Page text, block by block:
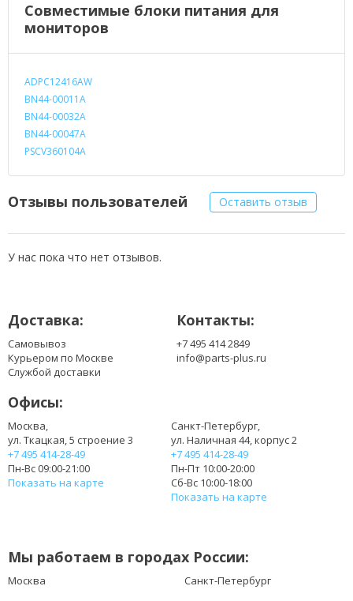
Совместимые блоки питания для
мониторов
ADPC12416AW
BN44-00011A
BN44-00032A
BN44-00047A
PSCV360104A
Отзывы пользователей Оставить отзыв
У нас пока что нет отзывов.
Доставка:
Самовывоз
Курьером по Москве
Службой доставки
Контакты:
+7 495 414 2849
info@parts-plus.ru
Офисы:
Москва,
ул. Ткацкая, 5 строение 3
+7 495 414-28-49
Пн-Вс 09:00-21:00
Показать на карте
Санкт-Петербург,
ул. Наличная 44, корпус 2
+7 495 414-28-49
Пн-Пт 10:00-20:00
Сб-Вс 10:00-18:00
Показать на карте
Мы работаем в городах России:
Москва Санкт-Петербург